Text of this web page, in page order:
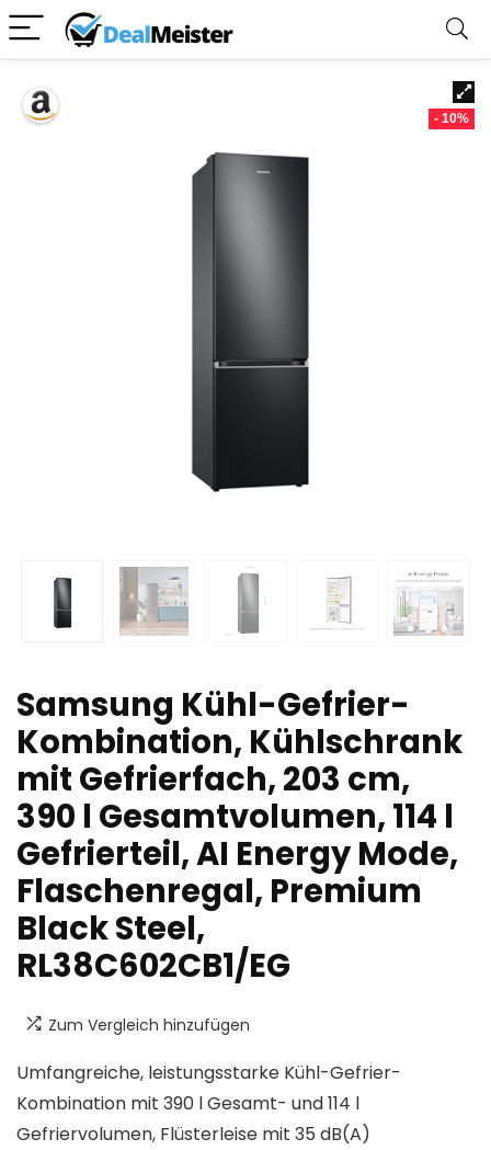
- 10%
Samsung Kühl-Gefrier-
Kombination, Kühlschrank
mit Gefrierfach, 203 cm,
390 l Gesamtvolumen, 114 l
Gefrierteil, AI Energy Mode,
Flaschenregal, Premium
Black Steel,
RL38C602CB1/EG
Zum Vergleich hinzufügen
Umfangreiche, leistungsstarke Kühl-Gefrier-
Kombination mit 390 l Gesamt- und 114 l
Gefriervolumen, Flüsterleise mit 35 dB(A)